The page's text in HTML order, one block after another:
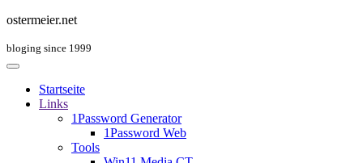
ostermeier.net
bloging since 1999
Startseite
Links
1Password Generator
1Password Web
Tools